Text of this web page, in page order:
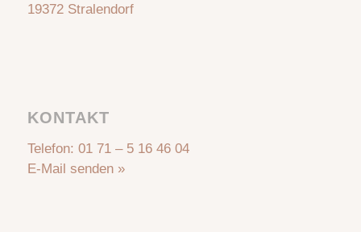
19372 Stralendorf
KONTAKT
Telefon: 01 71 – 5 16 46 04
E-Mail senden »